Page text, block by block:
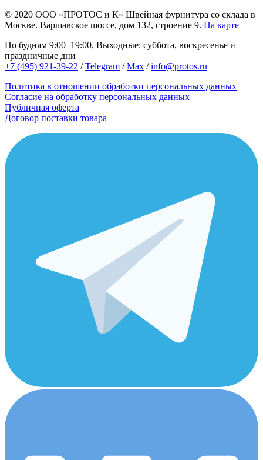
© 2020 ООО «ПРОТОС и К» Швейная фурнитура со склада в
Москве. Варшавское шоссе, дом 132, строение 9. На карте
По будням 9:00–19:00, Выходные: суббота, воскресенье и
праздничные дни
+7 (495) 921-39-22 /Telegram /Max /info@protos.ru
Политика в отношении обработки персональных данных
Согласие на обработку персональных данных
Публичная оферта
Договор поставки товара